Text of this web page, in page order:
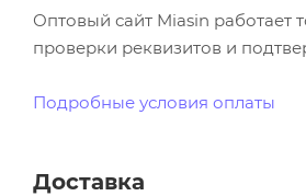
Оптовый сайт Miasin
проверки реквизитов и
Подробные условия оплаты
Доставка